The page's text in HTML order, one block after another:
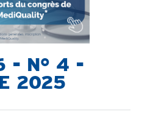
- N° 4 -
2025